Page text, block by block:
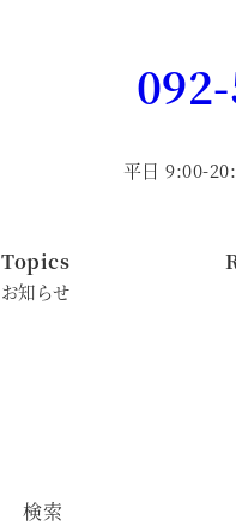
平日 9:00-
Topics
お知らせ
検索